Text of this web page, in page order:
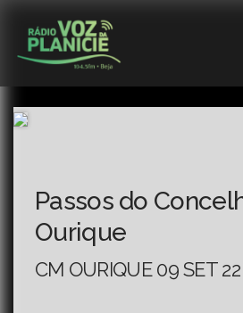
Passos do
Ourique
CM OURIQUE 09 SET 22